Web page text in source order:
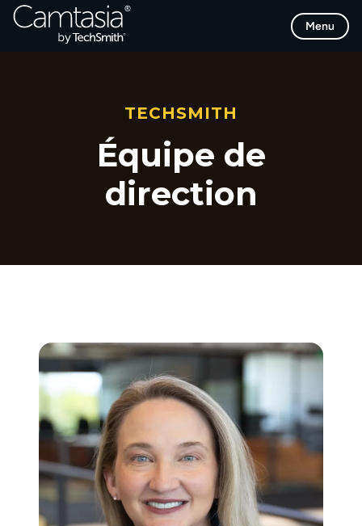
Passer
directement
Menu
TECHSMITH
Équipe de
direction